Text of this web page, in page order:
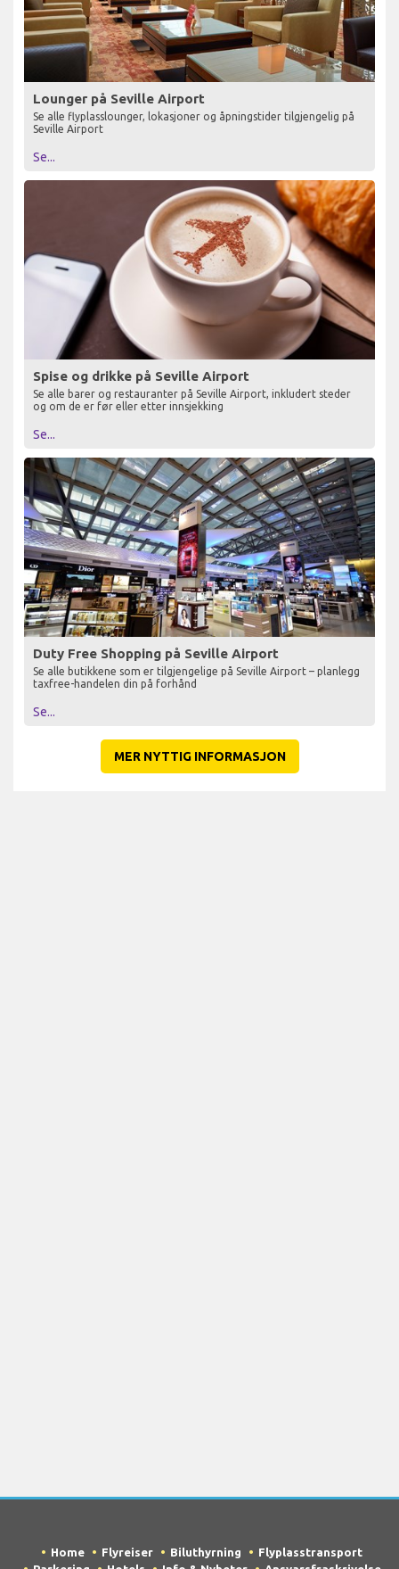
Lounger på Seville Airport
Se alle flyplasslounger, lokasjoner og åpningstider tilgjengelig på
Seville Airport
Se...
Spise og drikke på Seville Airport
Se alle barer og restauranter på Seville Airport, inkludert steder
og om de er før eller etter innsjekking
Se...
Duty Free Shopping på Seville Airport
Se alle butikkene som er tilgjengelige på Seville Airport – planlegg
taxfree-handelen din på forhånd
Se...
MER NYTTIG INFORMASJON
Home Flyreiser Biluthyrning
Flyplasstransport